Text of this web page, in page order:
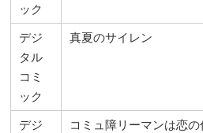
ック
デジ
タル
コミ
ック
真夏のサイレン
デジ
コミュ障リーマンは恋